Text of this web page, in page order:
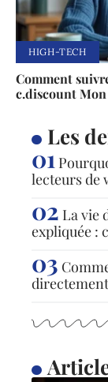
HIGH-TECH
Comment
c.discount
Les
lecteurs de
La vie
expliquée :